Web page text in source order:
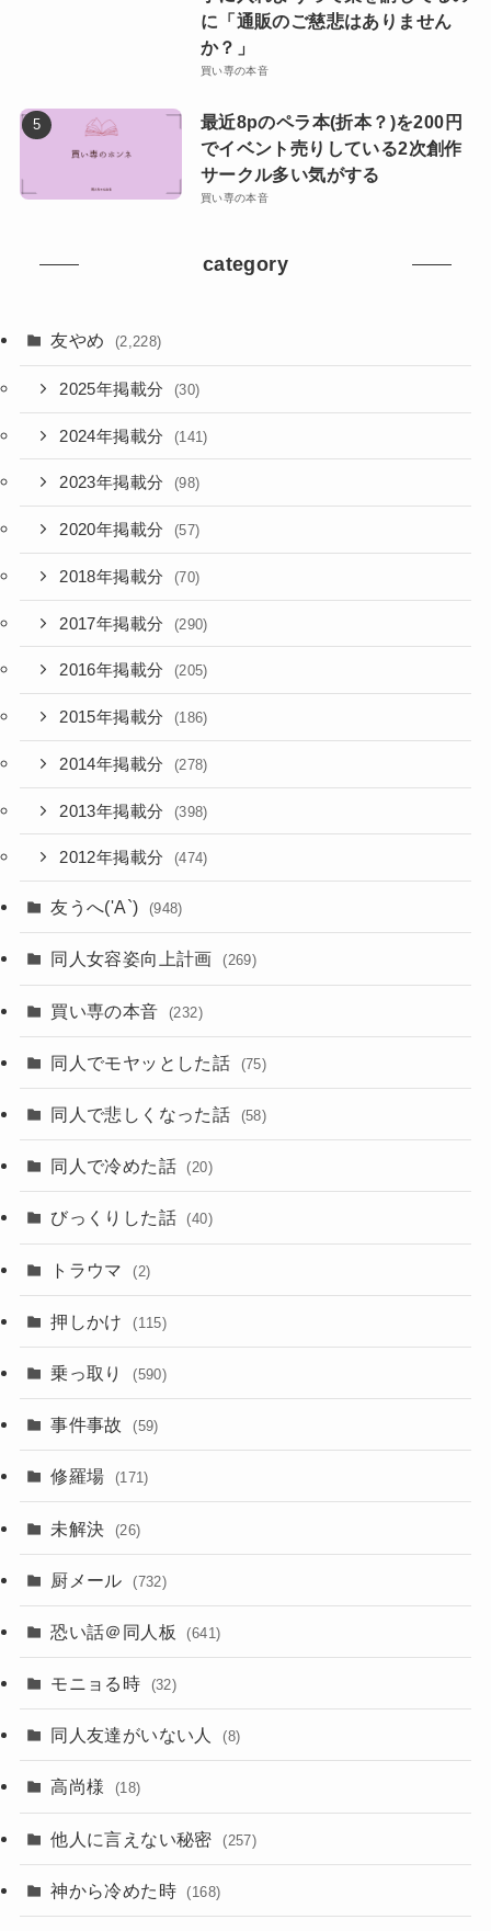
に「通販のご慈悲はありません
か？」
買い専の本音
最近8pのペラ本(折本？)を200円
でイベント売りしている2次創作
サークル多い気がする
買い専の本音
category
友やめ (2,228)
2025年掲載分 (30)
2024年掲載分 (141)
2023年掲載分 (98)
2020年掲載分 (57)
2018年掲載分 (70)
2017年掲載分 (290)
2016年掲載分 (205)
2015年掲載分 (186)
2014年掲載分 (278)
2013年掲載分 (398)
2012年掲載分 (474)
友うへ('A`) (948)
同人女容姿向上計画 (269)
買い専の本音 (232)
同人でモヤッとした話 (75)
同人で悲しくなった話 (58)
同人で冷めた話 (20)
びっくりした話 (40)
トラウマ (2)
押しかけ (115)
乗っ取り (590)
事件事故 (59)
修羅場 (171)
未解決 (26)
厨メール (732)
恐い話＠同人板 (641)
モニョる時 (32)
同人友達がいない人 (8)
高尚様 (18)
他人に言えない秘密 (257)
神から冷めた時 (168)